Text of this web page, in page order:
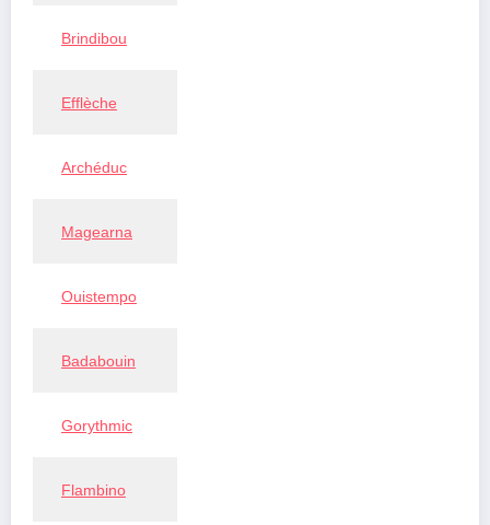
Brindibou
Efflèche
Archéduc
Magearna
Ouistempo
Badabouin
Gorythmic
Flambino